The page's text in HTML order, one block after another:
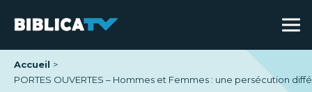
Accueil
PORTES OUVERTES – Hommes et Femmes : une persécution